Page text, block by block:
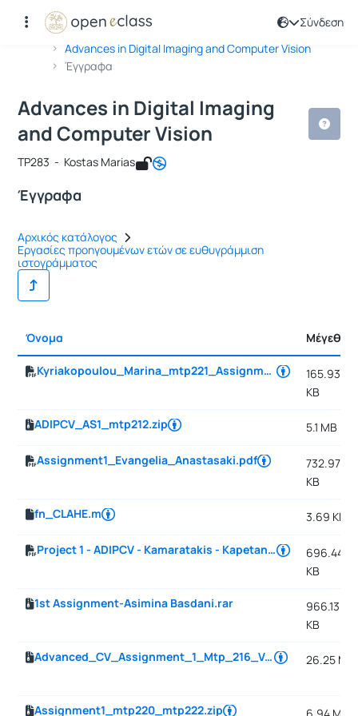
Σύνδεση
Αρχική Σελίδα
Advances in Digital Imaging and Computer Vision
Έγγραφα
Μάθημα : Advances in Digital
Κωδικός : TP283
Advances in Digital Imaging
and Computer Vision
TP283 - Kostas Marias
Έγγραφα
Αρχικός κατάλογος
Εργασίες προηγουμένων ετών σε ευθυγράμμιση
ιστογράμματος
Όνομα Μέγεθος
Kyriakopoulou_Marina_mtp221_Assignment1.pdf
165.93
KB
ADIPCV_AS1_mtp212.zip 5.1 MB
Assignment1_Evangelia_Anastasaki.pdf
732.97
KB
fn_CLAHE.m 3.69 KB
Project 1 - ADIPCV - Kamaratakis - Kapetanakis (1).pdf
696.44
KB
1st Assignment-Asimina Basdani.rar
966.13
KB
Advanced_CV_Assignment_1_Mtp_216_Vasileios_Melissianos.rar 26.25 MB
Assignment1_mtp220_mtp222.zip